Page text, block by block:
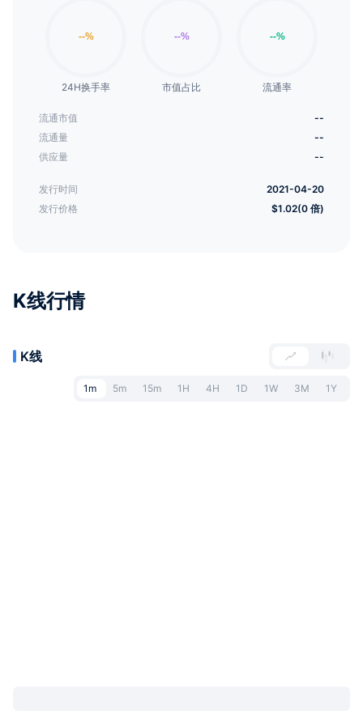
24H换手率 市值占比 流通率
流通市值
--
流通量
--
供应量
--
发行时间
2021-04-20
发行价格
$1.02(0 倍)
K线行情
K线
1m 5m 15m 1H 4H 1D 1W 3M 1Y